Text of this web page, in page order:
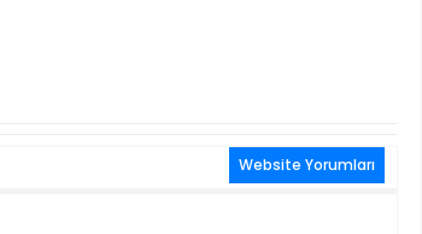
Website Yorumları